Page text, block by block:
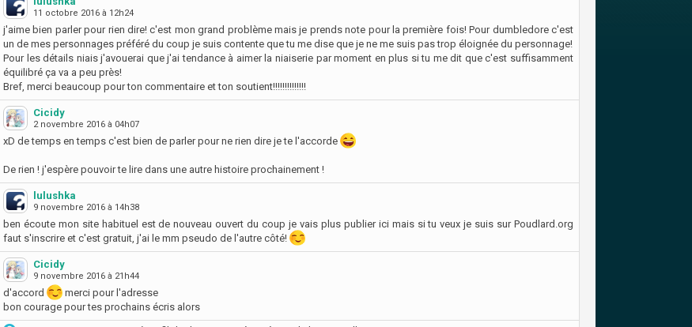
11 octobre 2016 à 12h24
j'aime bien parler pour rien dire! c'est mon grand problème mais je prends note pour la première fois! Pour dumbledore c'est
un de mes personnages préféré du coup je suis contente que tu me dise que je ne me suis pas trop éloignée du personnage!
Pour les détails niais j'avouerai que j'ai tendance à aimer la niaiserie par moment en plus si tu me dit que c'est suffisamment
équilibré ça va a peu près!
Bref, merci beaucoup pour ton commentaire et ton soutient!!!!!!!!!!!!!!
Cicidy
2 novembre 2016 à 04h07
xD de temps en temps c'est bien de parler pour ne rien dire je te l'accorde
De rien ! j'espère pouvoir te lire dans une autre histoire prochainement !
lulushka
9 novembre 2016 à 14h38
ben écoute mon site habituel est de nouveau ouvert du coup je vais plus publier ici mais si tu veux je suis sur Poudlard.org
faut s'inscrire et c'est gratuit, j'ai le mm pseudo de l'autre côté!
Cicidy
9 novembre 2016 à 21h44
d'accord
merci pour l'adresse
bon courage pour tes prochains écris alors